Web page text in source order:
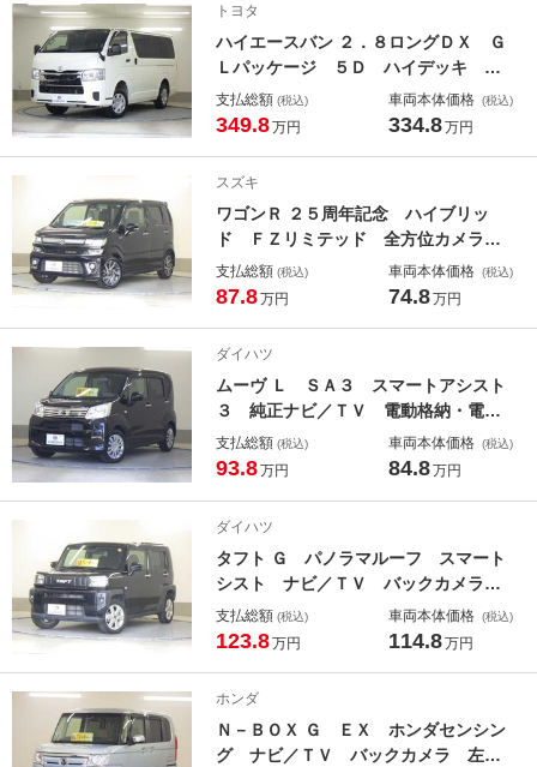
地デジ バックカメラ付き オートエ
アコン ＡＢＳ ナビＴＶ
トヨタ
ハイエースバン ２．８ロングＤＸ Ｇ
Ｌパッケージ ５Ｄ ハイデッキ Ｄ
インナ イモビライザ 横滑り防止装
置 地デジ ナビ＆ＴＶ Ｂモニタ
ン パワーステアリング ＡＢＳ エ
アＢ キーレスエントリーシステム
両スラ
支払総額 (税込)
349.8万円
車両本体価格 (税込)
334.8万円
スズキ
ワゴンＲ ２５周年記念 ハイブリッ
ド ＦＺリミテッド 全方位カメラ
Ｂカメラ パワーウィンドウ メモリ
ーナビ ＬＥＤヘッドライト 横滑り
ＢＳ エコアイドル オートＬＥＤ
キーフリーシステム 電動ミラー
支払総額 (税込)
87.8万円
車両本体価格 (税込)
74.8万円
ダイハツ
ムーヴ Ｌ ＳＡ３ スマートアシスト
３ 純正ナビ／ＴＶ 電動格納・電動
ミラー ＶＳＣ ｉ－ＳＴＯＰ 盗難
防止 キーレスエントリーシステム
アコン メモリーナビ ＡＢＳ パワ
ーウィンドウ
支払総額 (税込)
93.8万円
車両本体価格 (税込)
84.8万円
ダイハツ
タフト Ｇ パノラマルーフ スマート
シスト ナビ／ＴＶ バックカメラ
前後ブレーキサポート コーナーセン
サー付き フルセグ地デジ ナビＴ
サイドエアバッグ １オーナー バッ
クカメラ 寒冷地仕様車 パワステ
支払総額 (税込)
123.8万円
車両本体価格 (税込)
114.8万円
ホンダ
Ｎ－ＢＯＸ Ｇ ＥＸ ホンダセンシン
グ ナビ／ＴＶ バックカメラ 左パ